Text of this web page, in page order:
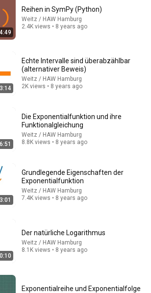
Umordnungssatz und
of Series Overview | Known Series,
& Convergence Criteria
303K views
4:49
Reihen in SymPy (Python)
Weitz / HAW Hamburg
2.4K views • 8 years ago
3:14
Echte Intervalle sind überabzählbar
(alternativer Beweis)
Weitz / HAW Hamburg
2K views • 8 years ago
Die Exponentialfunktion und ihre
Funktionalgleichung
Weitz / HAW Hamburg
8.8K views • 8 years ago
Grundlegende Eigenschaften der
Exponentialfunktion
Weitz / HAW Hamburg
7.4K views • 8 years ago
Der natürliche Logarithmus
Weitz / HAW Hamburg
8.1K views • 8 years ago
Exponentialreihe und Exponentialfolge